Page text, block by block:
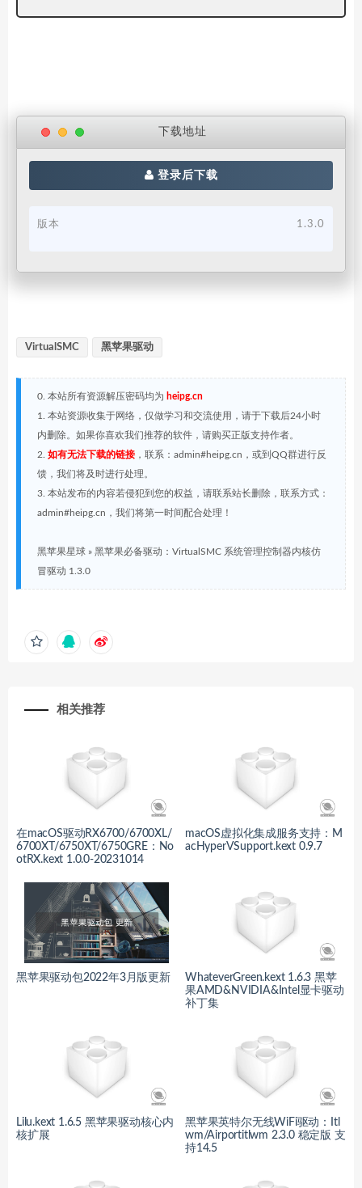
下载地址
登录后下载
版本 1.3.0
VirtualSMC 黑苹果驱动
0. 本站所有资源解压密码均为 heipg.cn
1. 本站资源收集于网络，仅做学习和交流使用，请于下载后24小时
内删除。如果你喜欢我们推荐的软件，请购买正版支持作者。
2. 如有无法下载的链接，联系：admin#heipg.cn，或到QQ群进行反
馈，我们将及时进行处理。
3. 本站发布的内容若侵犯到您的权益，请联系站长删除，联系方式：
admin#heipg.cn，我们将第一时间配合处理！
黑苹果星球 » 黑苹果必备驱动：VirtualSMC 系统管理控制器内核仿
冒驱动 1.3.0
相关推荐
在macOS驱动RX6700/6700XL/
6700XT/6750XT/6750GRE：No
otRX.kext 1.0.0-20231014
macOS虚拟化集成服务支持：M
acHyperVSupport.kext 0.9.7
黑苹果驱动包2022年3月版更新
WhateverGreen.kext 1.6.3 黑苹
果AMD&NVIDIA&Intel显卡驱动
补丁集
Lilu.kext 1.6.5 黑苹果驱动核心内
核扩展
黑苹果英特尔无线WiFi驱动：Itl
wm/Airportitlwm 2.3.0 稳定版 支
持14.5